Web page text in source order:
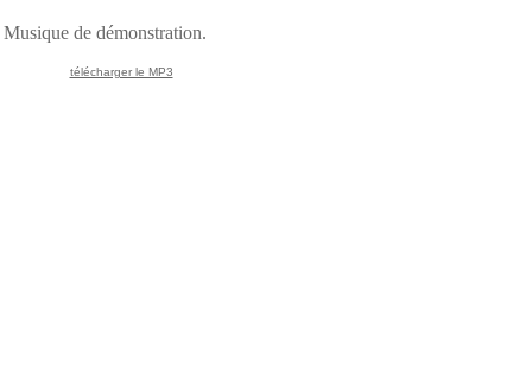
Musique de démonstration.
télécharger le MP3